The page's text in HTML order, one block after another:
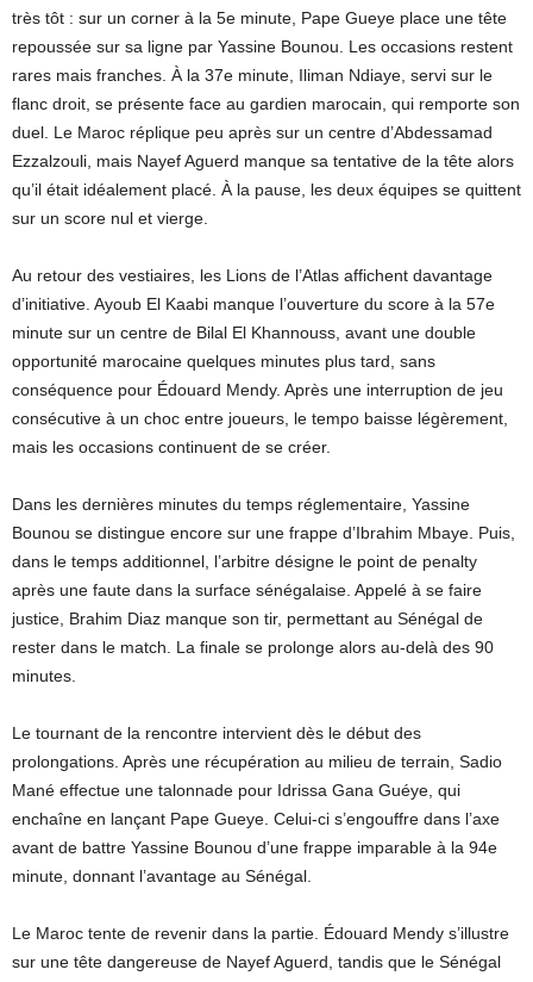
très tôt : sur un corner à la 5e minute, Pape Gueye place une tête
repoussée sur sa ligne par Yassine Bounou. Les occasions restent
rares mais franches. À la 37e minute, Iliman Ndiaye, servi sur le
flanc droit, se présente face au gardien marocain, qui remporte son
duel. Le Maroc réplique peu après sur un centre d’Abdessamad
Ezzalzouli, mais Nayef Aguerd manque sa tentative de la tête alors
qu’il était idéalement placé. À la pause, les deux équipes se quittent
sur un score nul et vierge.
Au retour des vestiaires, les Lions de l’Atlas affichent davantage
d’initiative. Ayoub El Kaabi manque l’ouverture du score à la 57e
minute sur un centre de Bilal El Khannouss, avant une double
opportunité marocaine quelques minutes plus tard, sans
conséquence pour Édouard Mendy. Après une interruption de jeu
consécutive à un choc entre joueurs, le tempo baisse légèrement,
mais les occasions continuent de se créer.
Dans les dernières minutes du temps réglementaire, Yassine
Bounou se distingue encore sur une frappe d’Ibrahim Mbaye. Puis,
dans le temps additionnel, l’arbitre désigne le point de penalty
après une faute dans la surface sénégalaise. Appelé à se faire
justice, Brahim Diaz manque son tir, permettant au Sénégal de
rester dans le match. La finale se prolonge alors au-delà des 90
minutes.
Le tournant de la rencontre intervient dès le début des
prolongations. Après une récupération au milieu de terrain, Sadio
Mané effectue une talonnade pour Idrissa Gana Guéye, qui
enchaîne en lançant Pape Gueye. Celui-ci s’engouffre dans l’axe
avant de battre Yassine Bounou d’une frappe imparable à la 94e
minute, donnant l’avantage au Sénégal.
Le Maroc tente de revenir dans la partie. Édouard Mendy s’illustre
sur une tête dangereuse de Nayef Aguerd, tandis que le Sénégal